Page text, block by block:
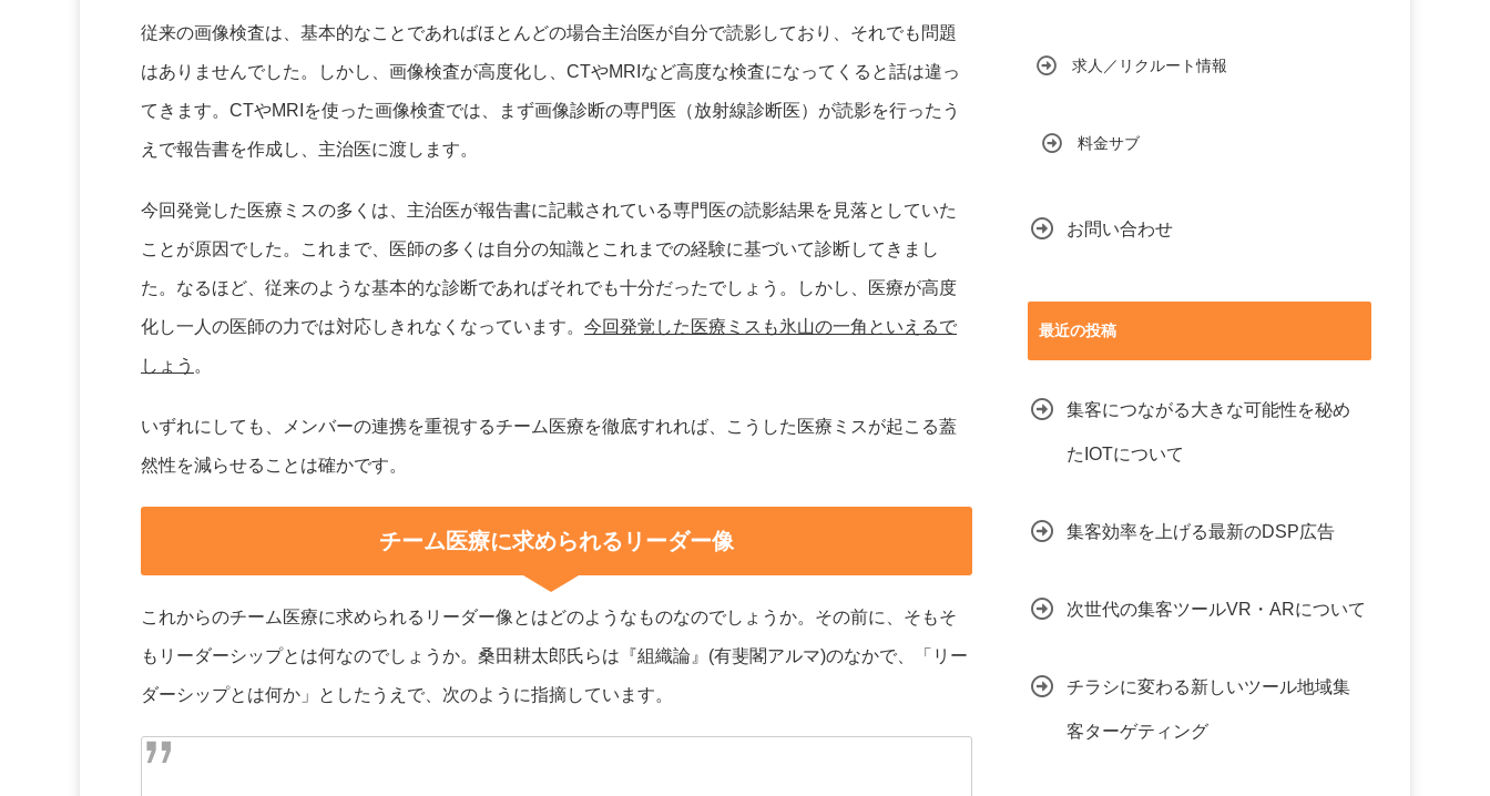
従来の画像検査は、基本的なことであればほとんどの場合主治医が自分で読影しており、それでも問題
はありませんでした。しかし、画像検査が高度化し、CTやMRIなど高度な検査になってくると話は違っ
てきます。CTやMRIを使った画像検査では、まず画像診断の専門医（放射線診断医）が読影を行ったう
えで報告書を作成し、主治医に渡します。
今回発覚した医療ミスの多くは、主治医が報告書に記載されている専門医の読影結果を見落としていた
ことが原因でした。これまで、医師の多くは自分の知識とこれまでの経験に基づいて診断してきまし
た。なるほど、従来のような基本的な診断であればそれでも十分だったでしょう。しかし、医療が高度
化し一人の医師の力では対応しきれなくなっています。 今回発覚した医療ミスも氷山の一角といえるで
しょう 。
いずれにしても、メンバーの連携を重視するチーム医療を徹底すれれば、こうした医療ミスが起こる蓋
然性を減らせることは確かです。
チーム医療に求められるリーダー像
これからのチーム医療に求められるリーダー像とはどのようなものなのでしょうか。その前に、そもそ
もリーダーシップとは何なのでしょうか。桑田耕太郎氏らは『組織論』(有斐閣アルマ)のなかで、「リー
ダーシップとは何か」としたうえで、次のように指摘しています。
求人／リクルート情報
料金サブ
お問い合わせ
最近の投稿
集客につながる大きな可能性を秘め
たIOTについて
集客効率を上げる最新のDSP広告
次世代の集客ツールVR・ARについて
チラシに変わる新しいツール地域集
客ターゲティング